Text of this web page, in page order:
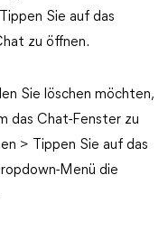
Sie auf das
zu öffnen.
Sie löschen möchten,
das Chat-Fenster zu
> Tippen Sie auf das
Menü die